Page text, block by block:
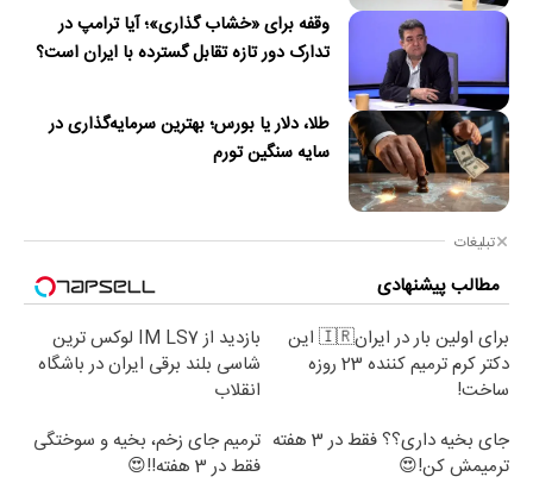
وقفه برای «خشاب گذاری»؛ آیا ترامپ در
تدارک دور تازه تقابل گسترده با ایران است؟
طلا، دلار یا بورس؛ بهترین سرمایه‌گذاری در
سایه سنگین تورم
تبلیغات
مطالب پیشنهادی
برای اولین بار در ایران🇮🇷 این
دکتر کرم ترمیم کننده 23 روزه
ساخت!
بازدید از IM LS7 لوکس ترین
شاسی بلند برقی ایران در باشگاه
انقلاب
جای بخیه داری؟؟ فقط در 3 هفته
ترمیمش کن!😍
ترمیم جای زخم، بخیه و سوختگی
فقط در 3 هفته!!😍